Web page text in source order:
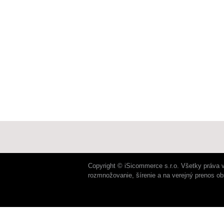
Copyright © iSicommerce s.r.o. Všetky práva
rozmnožovanie, šírenie a na verejný prenos